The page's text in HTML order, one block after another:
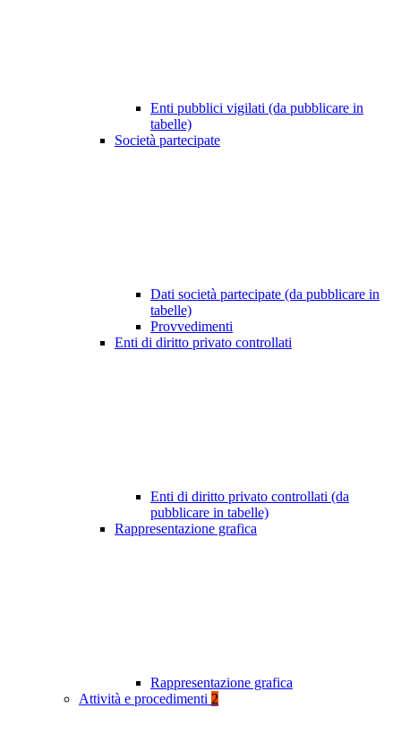
Enti pubblici vigilati (da pubblicare in
tabelle)
Società partecipate
Dati società partecipate (da pubblicare in
tabelle)
Provvedimenti
Enti di diritto privato controllati
Enti di diritto privato controllati (da
pubblicare in tabelle)
Rappresentazione grafica
Rappresentazione grafica
Attività e procedimenti 2